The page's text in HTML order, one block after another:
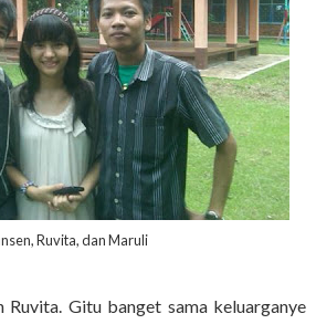
Ruvita, dan Maruli
Ruvita. Gitu banget sama keluarganye